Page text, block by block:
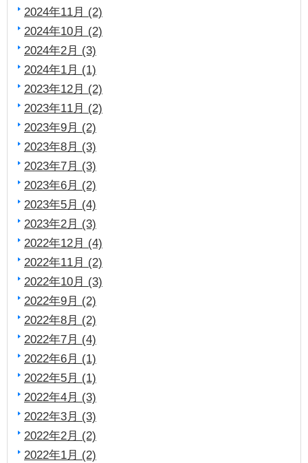
2024年11月 (2)
2024年10月 (2)
2024年2月 (3)
2024年1月 (1)
2023年12月 (2)
2023年11月 (2)
2023年9月 (2)
2023年8月 (3)
2023年7月 (3)
2023年6月 (2)
2023年5月 (4)
2023年2月 (3)
2022年12月 (4)
2022年11月 (2)
2022年10月 (3)
2022年9月 (2)
2022年8月 (2)
2022年7月 (4)
2022年6月 (1)
2022年5月 (1)
2022年4月 (3)
2022年3月 (3)
2022年2月 (2)
2022年1月 (2)